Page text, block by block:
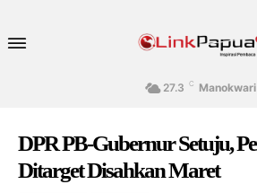
27.3 C Manokwari
DPR PB-Gubernur Setuju,
Ditarget Disahkan Maret